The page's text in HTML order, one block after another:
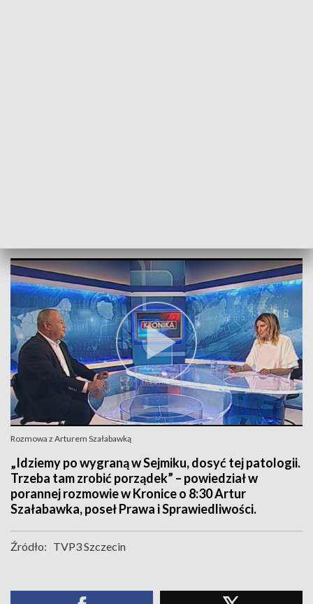
Rozmowa z Arturem Szałabawką
„Idziemy po wygraną w Sejmiku, dosyć tej patologii.
Trzeba tam zrobić porządek” – powiedział w
porannej rozmowie w Kronice o 8:30 Artur
Szałabawka, poseł Prawa i Sprawiedliwości.
Źródło: TVP3 Szczecin